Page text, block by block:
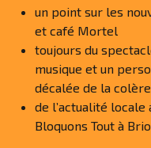
un point sur les
et café Mortel
toujours du
musique et un
décalée de la colère
de l’actualité
Bloquons Tout à